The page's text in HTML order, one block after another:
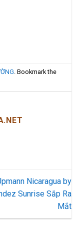
. Bookmark the
Nicaragua by
Sunrise Sắp Ra
Mắt